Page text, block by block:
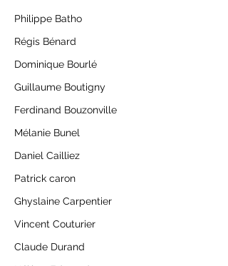
Philippe Batho
Régis Bénard
Dominique Bourlé
Guillaume Boutigny
Ferdinand Bouzonville
Mélanie Bunel
Daniel Cailliez
Patrick caron
Ghyslaine Carpentier
Vincent Couturier
Claude Durand